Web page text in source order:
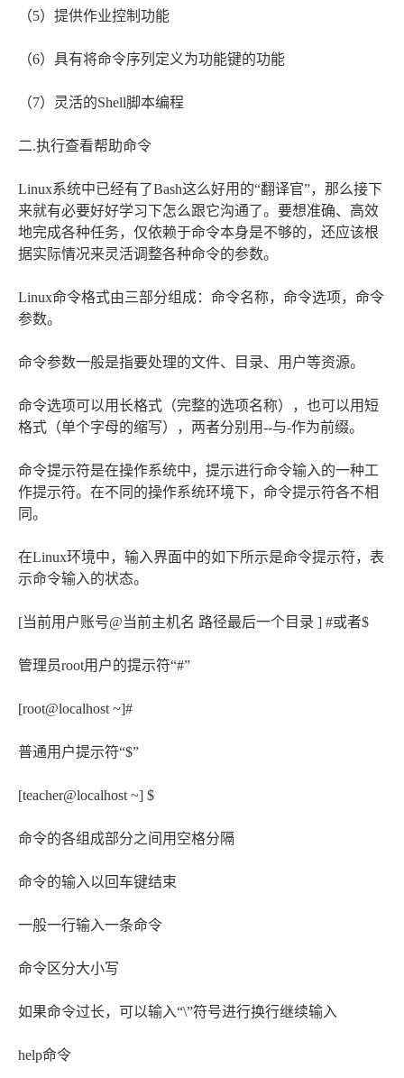
（5）提供作业控制功能
（6）具有将命令序列定义为功能键的功能
（7）灵活的Shell脚本编程
二.执行查看帮助命令
Linux系统中已经有了Bash这么好用的“翻译官”，那么接下
来就有必要好好学习下怎么跟它沟通了。要想准确、高效
地完成各种任务，仅依赖于命令本身是不够的，还应该根
据实际情况来灵活调整各种命令的参数。
Linux命令格式由三部分组成：命令名称，命令选项，命令
参数。
命令参数一般是指要处理的文件、目录、用户等资源。
命令选项可以用长格式（完整的选项名称），也可以用短
格式（单个字母的缩写），两者分别用--与-作为前缀。
命令提示符是在操作系统中，提示进行命令输入的一种工
作提示符。在不同的操作系统环境下，命令提示符各不相
同。
在Linux环境中，输入界面中的如下所示是命令提示符，表
示命令输入的状态。
[当前用户账号@当前主机名 路径最后一个目录 ] #或者$
管理员root用户的提示符“#”
[root@localhost ~]#
普通用户提示符“$”
[teacher@localhost ~] $
命令的各组成部分之间用空格分隔
命令的输入以回车键结束
一般一行输入一条命令
命令区分大小写
如果命令过长，可以输入“\”符号进行换行继续输入
help命令